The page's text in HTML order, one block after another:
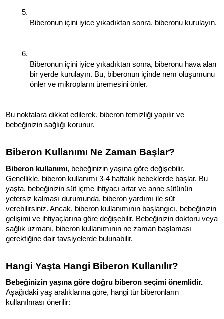
Biberonun içini iyice yıkadıktan sonra, biberonu kurulayın.
Biberonun içini iyice yıkadıktan sonra, biberonu hava alan
bir yerde kurulayın. Bu, biberonun içinde nem oluşumunu
önler ve mikropların üremesini önler.
Bu noktalara dikkat edilerek, biberon temizliği yapılır ve
bebeğinizin sağlığı korunur.
Biberon Kullanımı Ne Zaman Başlar?
Biberon kullanımı, bebeğinizin yaşına göre değişebilir.
Genellikle, biberon kullanımı 3-4 haftalık bebeklerde başlar. Bu
yaşta, bebeğinizin süt içme ihtiyacı artar ve anne sütünün
yetersiz kalması durumunda, biberon yardımı ile süt
verebilirsiniz. Ancak, biberon kullanımının başlangıcı, bebeğinizin
gelişimi ve ihtiyaçlarına göre değişebilir. Bebeğinizin doktoru veya
sağlık uzmanı, biberon kullanımının ne zaman başlaması
gerektiğine dair tavsiyelerde bulunabilir.
Hangi Yaşta Hangi Biberon Kullanılır?
Bebeğinizin yaşına göre doğru biberon seçimi önemlidir.
Aşağıdaki yaş aralıklarına göre, hangi tür biberonların
kullanılması önerilir: